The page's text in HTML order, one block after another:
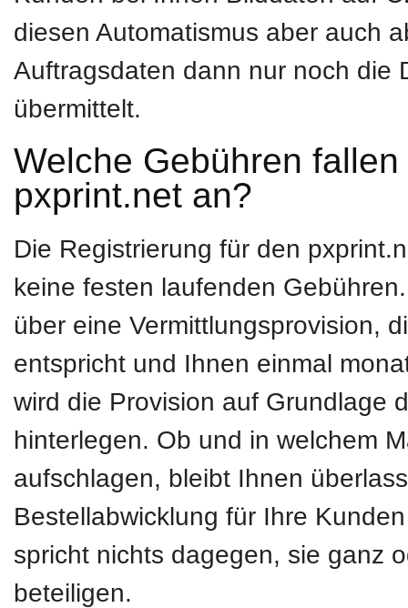
diesen Automatismus aber auch
Auftragsdaten dann nur noch die
übermittelt.
Welche Gebühren
pxprint.net an?
Die Registrierung für den
keine festen laufenden
über eine Vermittlungsprovision,
entspricht und Ihnen einmal
wird die Provision auf Grundlage
hinterlegen. Ob und in welchem
aufschlagen, bleibt Ihnen
Bestellabwicklung für Ihre
spricht nichts dagegen, sie ganz
beteiligen.